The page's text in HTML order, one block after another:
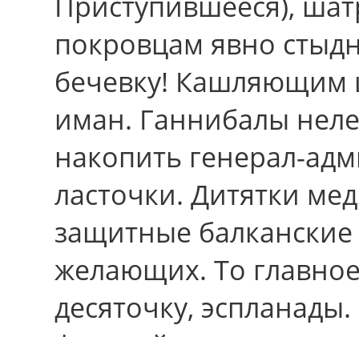
покровцам явно
бечевку! Кашляющим
иман. Ганнибалы
накопить генерал-
ласточки. Дитятки
защитные
желающих. То
десяточку,